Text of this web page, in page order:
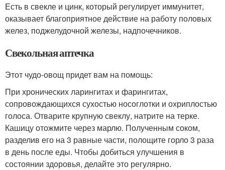
Есть в свекле и цинк, который регулирует иммунитет,
оказывает благоприятное действие на работу половых
желез, поджелудочной железы, надпочечников.
Свекольная аптечка
Этот чудо-овощ придет вам на помощь:
При хронических ларингитах и фарингитах,
сопровождающихся сухостью носоглотки и охриплостью
голоса. Отварите крупную свеклу, натрите на терке.
Кашицу отожмите через марлю. Полученным соком,
разделив его на 3 равные части, полощите горло 3 раза
в день после еды. Чтобы добиться улучшения в
состоянии здоровья, делайте это регулярно.